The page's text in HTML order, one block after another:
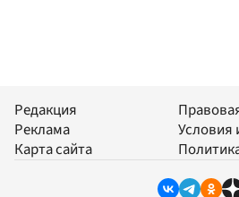
Редакция
Реклама
Карта сайта
Условия